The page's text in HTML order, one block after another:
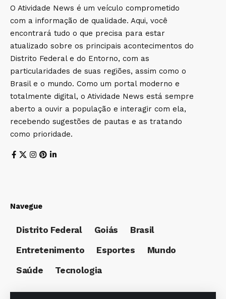
O Atividade News é um veículo comprometido
com a informação de qualidade. Aqui, você
encontrará tudo o que precisa para estar
atualizado sobre os principais acontecimentos do
Distrito Federal e do Entorno, com as
particularidades de suas regiões, assim como o
Brasil e o mundo. Como um portal moderno e
totalmente digital, o Atividade News está sempre
aberto a ouvir a população e interagir com ela,
recebendo sugestões de pautas e as tratando
como prioridade.
Navegue
Distrito Federal Goiás
Brasil
Entretenimento
Esportes
Mundo
Saúde
Tecnologia